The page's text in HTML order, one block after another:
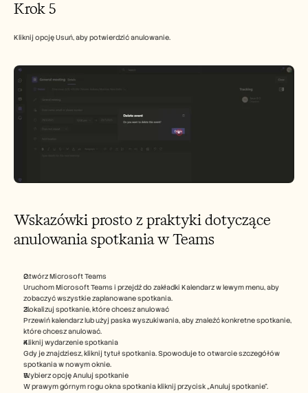
Krok 5
Kliknij opcję Usuń, aby potwierdzić anulowanie.
Wskazówki prosto z praktyki dotyczące
anulowania spotkania w Teams
Otwórz Microsoft Teams
Uruchom Microsoft Teams i przejdź do zakładki Kalendarz w lewym menu, aby
zobaczyć wszystkie zaplanowane spotkania.
Zlokalizuj spotkanie, które chcesz anulować
Przewiń kalendarz lub użyj paska wyszukiwania, aby znaleźć konkretne spotkanie,
które chcesz anulować.
Kliknij wydarzenie spotkania
Gdy je znajdziesz, kliknij tytuł spotkania. Spowoduje to otwarcie szczegółów
spotkania w nowym oknie.
Wybierz opcję Anuluj spotkanie
W prawym górnym rogu okna spotkania kliknij przycisk „Anuluj spotkanie”.